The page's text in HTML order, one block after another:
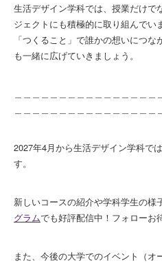
生活デザイン学科では、授業だけで
ジェクトにも積極的に取り組んでい
「つくること」で誰かの想いにつ
も一緒に広げていきましょう。
2027年4月から生活デザイン学科で
す。
新しいコースの紹介や学科学生の様
グラムでも好評配信中！フォローお
また、今後の大学でのイベント（